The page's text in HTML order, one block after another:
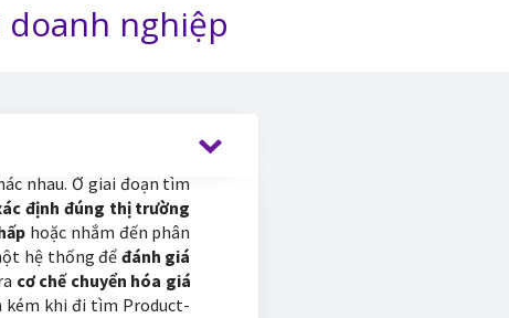
nghiệp
nhau. Ở giai đoạn tìm
định đúng thị trường
hoặc nhắm đến phân
hệ thống để đánh giá
cơ chế chuyển hóa giá
kém khi đi tìm Product-